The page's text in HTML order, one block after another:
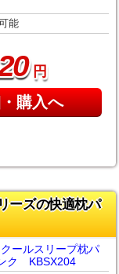
能
円
購入へ
ーズの快適枕パ
ールスリープ枕パ
ク KBSX204